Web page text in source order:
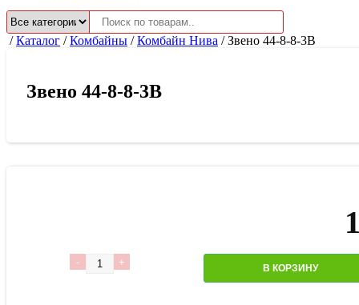
/Каталог /Комбайны /Комбайн Нива /Звено 44-8-8-3В
Звено 44-8-8-3В
Количество
В КОРЗИНУ